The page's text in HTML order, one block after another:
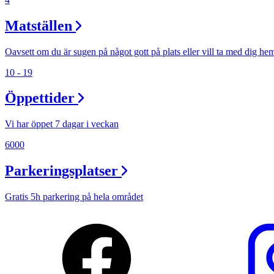
Matställen
Oavsett om du är sugen på något gott på plats eller vill ta med dig
10 - 19
Öppettider
Vi har öppet 7 dagar i veckan
6000
Parkeringsplatser
Gratis 5h parkering på hela området